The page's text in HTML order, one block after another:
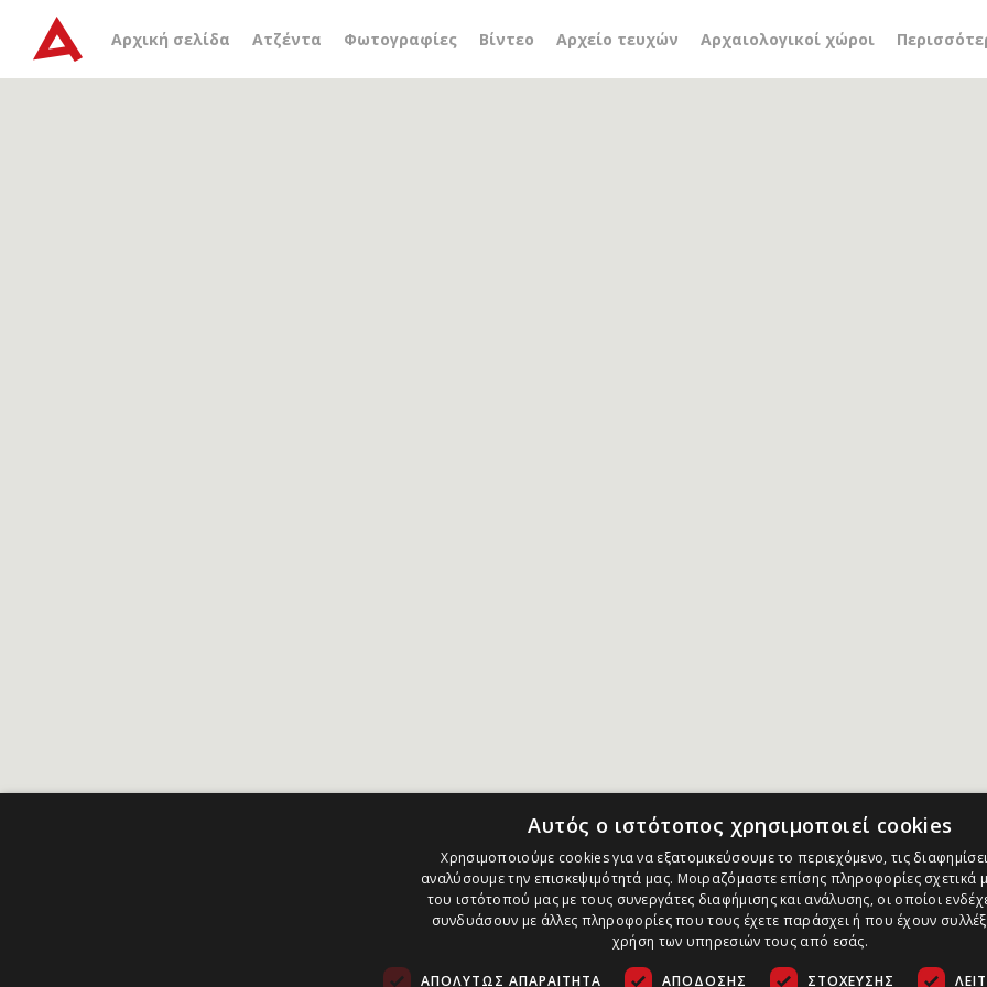
Αρχική σελίδα Ατζέντα Φωτογραφίες Βίντεο Αρχείο τευχών Αρχαιολογικοί χώροι
Αρχείο ετικέτας Γλυκέρα
Αυτός ο ιστότοπος χρησιμοποιεί cookies
Χρησιμοποιούμε cookies για να εξατομικεύσουμε το περιεχόμενο, τις
αναλύσουμε την επισκεψιμότητά μας. Μοιραζόμαστε επίσης πληροφορίες σχετικά
του ιστότοπού μας με τους συνεργάτες διαφήμισης και ανάλυσης, οι οποίοι
συνδυάσουν με άλλες πληροφορίες που τους έχετε παράσχει ή που έχουν
χρήση των υπηρεσιών τους από εσάς.
ΑΠΟΛΎΤΩΣ ΑΠΑΡΑΊΤΗΤΑ ΑΠΌΔΟΣΗΣ ΣΤΌΧΕΥΣΗΣ